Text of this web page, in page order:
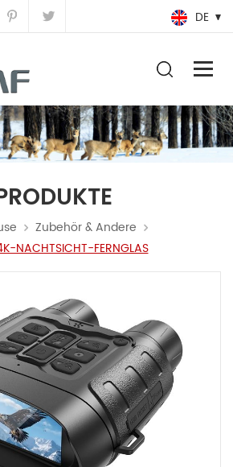
DE
Zubehör & Andere
NACHTSICHT-FERNGLAS